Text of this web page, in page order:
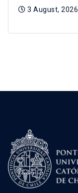
3 August, 2026